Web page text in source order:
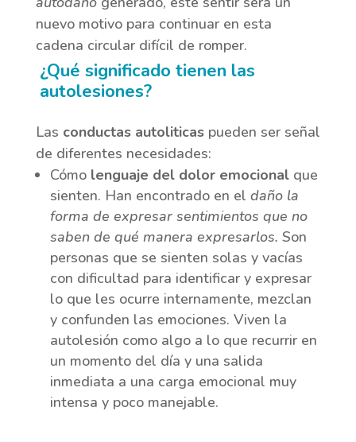
nuevo motivo para continuar en esta
cadena circular difícil de romper.
¿Qué significado tienen las
autolesiones?
Las conductas autoliticaspueden ser señal
de diferentes necesidades:
Cómo lenguaje del dolor emocionalque
sienten. Han encontrado en el daño la
forma de expresar sentimientos que no
saben de qué manera expresarlos. Son
personas que se sienten solas y vacías
con dificultad para identificar y expresar
lo que les ocurre internamente, mezclan
y confunden las emociones. Viven la
autolesión como algo a lo que recurrir en
un momento del día y una salida
inmediata a una carga emocional muy
intensa y poco manejable.